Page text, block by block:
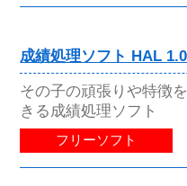
成績処理ソフト HAL
その子の頑張りや特徴
きる成績処理ソフト
フリーソフト